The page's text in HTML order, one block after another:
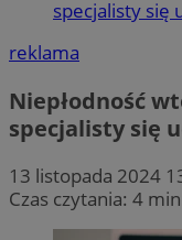
specjalisty się
reklama
Niepłodność
specjalisty się
13 listopada 2024
Czas czytania: 4